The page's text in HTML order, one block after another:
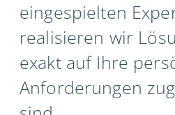
eingespielten
realisieren wir
exakt auf Ihre
Anforderungen